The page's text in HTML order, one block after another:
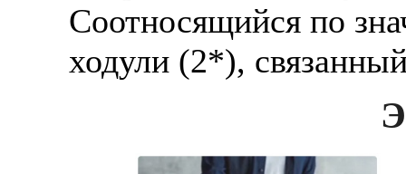
Соотносящийся по
ходули (2*),